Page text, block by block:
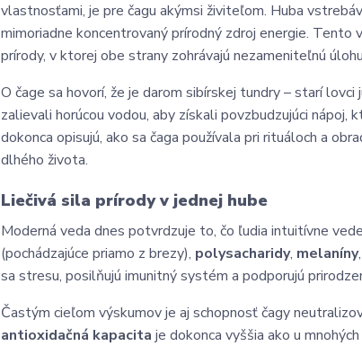
vlastnosťami, je pre čagu akýmsi živiteľom. Huba
mimoriadne koncentrovaný prírodný zdroj energie.
prírody, v ktorej obe strany zohrávajú nezameniteľnú
O čage sa hovorí, že je darom sibírskej tundry – starí
zalievali horúcou vodou, aby získali povzbudzujúci
dokonca opisujú, ako sa čaga používala pri rituáloch a
dlhého života.
Liečivá sila prírody v jednej hube
Moderná veda dnes potvrdzuje to, čo ľudia intuitívne
(pochádzajúce priamo z brezy), polysacharidy, melaníny,
sa stresu, posilňujú imunitný systém a podporujú
Častým cieľom výskumov je aj schopnosť čagy
antioxidačná kapacita je dokonca vyššia ako u mnohých